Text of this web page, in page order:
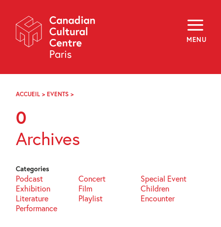
Navigation
MENU
About
Programming
Off-Site
Explore
Archives
FR
ACCUEIL > EVENTS >
0
Archives
Categories
Podcast Concert
Special Event
Exhibition
Film
Children
Literature
Playlist
Encounter
Performance